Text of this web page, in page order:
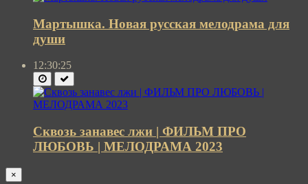
Мартышка. Новая русская мелодрама для
души
12:30:25
Сквозь занавес лжи | ФИЛЬМ ПРО
ЛЮБОВЬ | МЕЛОДРАМА 2023
×